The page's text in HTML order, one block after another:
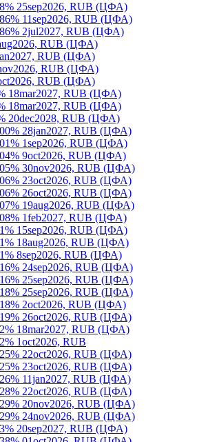
25sep2026, RUB (ЦФА)
11sep2026, RUB (ЦФА)
2jul2027, RUB (ЦФА)
RUB (ЦФА)
RUB (ЦФА)
RUB (ЦФА)
RUB (ЦФА)
18mar2027, RUB (ЦФА)
18mar2027, RUB (ЦФА)
20dec2028, RUB (ЦФА)
28jan2027, RUB (ЦФА)
1sep2026, RUB (ЦФА)
9oct2026, RUB (ЦФА)
30nov2026, RUB (ЦФА)
23oct2026, RUB (ЦФА)
26oct2026, RUB (ЦФА)
19aug2026, RUB (ЦФА)
1feb2027, RUB (ЦФА)
15sep2026, RUB (ЦФА)
18aug2026, RUB (ЦФА)
8sep2026, RUB (ЦФА)
24sep2026, RUB (ЦФА)
25sep2026, RUB (ЦФА)
25sep2026, RUB (ЦФА)
2oct2026, RUB (ЦФА)
26oct2026, RUB (ЦФА)
18mar2027, RUB (ЦФА)
1oct2026, RUB
22oct2026, RUB (ЦФА)
23oct2026, RUB (ЦФА)
11jan2027, RUB (ЦФА)
22oct2026, RUB (ЦФА)
20nov2026, RUB (ЦФА)
24nov2026, RUB (ЦФА)
20sep2027, RUB (ЦФА)